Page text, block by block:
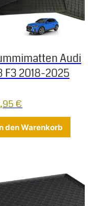
weist mehrere
Audi
F3 2018-2025
€
den Warenkorb